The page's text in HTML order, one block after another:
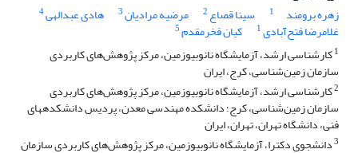
زهره برومند
1 سینا قصاع 2 مرضیه مرادیان3 هادی عبدالهی4
غلامرضا فتح‌آبادی1 کیان فخر‌مقدم5
1کارشناسی ارشد، آزمایشگاه نانوبیوزمین، مرکز پژوهش‌های کاربردی
سازمان زمین‌شناسی، کرج، ایران
2کارشناسی ارشد، آزمایشگاه نانوبیوزمین، مرکز پژوهش‌های کاربردی
سازمان زمین‌شناسی، کرج؛ دانشکده مهندسی معدن، پردیس دانشکده‎های
فنی، دانشگاه تهران، تهران، ایران
3دانشجوی دکترا، آزمایشگاه نانوبیوزمین، مرکز پژوهش‌های کاربردی سازمان